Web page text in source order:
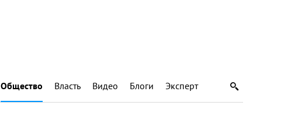
Общество Власть Видео Блоги Эксперт